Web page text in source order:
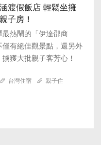
渡假飯店 輕鬆坐擁
子房！
最熱鬧的「伊達邵商
有絕佳觀景點，還另外
獲大批親子客芳心！
台灣住宿
親子住